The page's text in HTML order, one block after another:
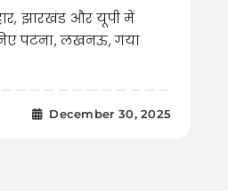
झारखंड और यूपी में
पटना, लखनऊ, गया
December 30, 2025